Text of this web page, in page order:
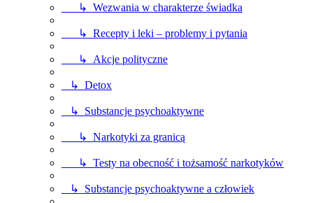
↳ Wezwania w charakterze świadka
↳ Recepty i leki – problemy i pytania
↳ Akcje polityczne
↳ Detox
↳ Substancje psychoaktywne
↳ Narkotyki za granicą
↳ Testy na obecność i tożsamość narkotyków
↳ Substancje psychoaktywne a człowiek